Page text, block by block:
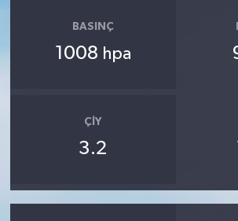
BASINÇ
1008 hpa
ÇIY
3.2